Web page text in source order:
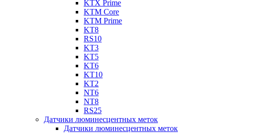
KTX Prime
KTM Core
KTM Prime
KT8
RS10
KT3
KT5
KT6
KT10
KT2
NT6
NT8
RS25
Датчики люминесцентных меток
Датчики люминесцентных меток